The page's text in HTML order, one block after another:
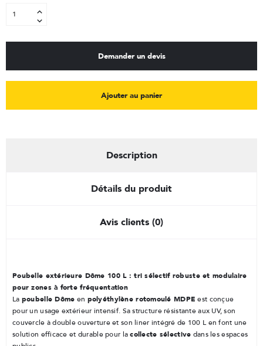
Demander un devis
Ajouter au panier
Description
Détails du produit
Avis clients (0)
Poubelle extérieure Dôme 100 L : tri sélectif robuste et modulaire
pour zones à forte fréquentation
La poubelle Dôme en polyéthylène rotomoulé MDPE est conçue
pour un usage extérieur intensif. Sa structure résistante aux UV, son
couvercle à double ouverture et son liner intégré de 100 L en font une
solution efficace et durable pour lacollecte sélective dans les espaces